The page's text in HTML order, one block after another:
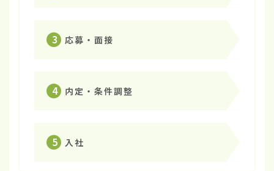
3 応募・面接
4 内定・条件調整
5 入社